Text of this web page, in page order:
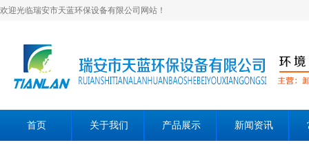
欢迎光临瑞安市天蓝环保设备有限公司网站！
首页 关于我们 产品展示 新闻资讯